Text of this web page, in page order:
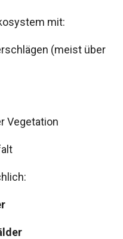
mit:
(meist über
Vegetation